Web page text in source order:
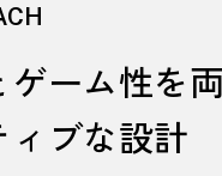
ーム性を両
ィブな設計